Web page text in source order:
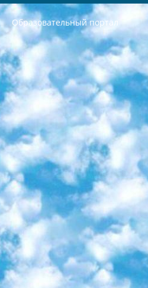
Образовательный портал
РЕСПУБЛИКА УЗБЕКИСТАН МИНИСТРЕРСТВО ДОШКОЛЬНОГО И ШКОЛЬНОГО ОБРАЗОВАНИЯ КОМАНДА в общеобразовательных учреждениях в 2023-2024 учебном году организация и проведение итоговой государственной аттестации обучающихся о Министра дошкольного и школьного образования Республики Узбекистан от 4 марта 2008 года (постановлением Минюста от 20 марта 2008 года № 1778 государственной регистрации) «Итоговое состояние учащихся общего среднего образования на основании положения об утверждении положения об аттестации общего среднего образования выпускной экзамен студентов в образовательных учреждениях в 2023-2024 учебном году В целях организации и прохождения аттестации приказываю: 1. Следующее: перечень предметов, по которым будет проводиться итоговая государственная аттестация и экзамен формы перевода согласно приложению 1; сертификаты международного образца, оценивающие уровень владения иностранными языками перечень согласно приложению 2; 2. Педагогический при специализированных образовательных учреждениях. научно-практический центр квалификации и международной оценки (Д.Давидова) 2024 г. До 25 марта: задания по предметам, по которым будет проводиться итоговая аттестация разработка и утверждение технических условий; итоговая аттестация на основании разработанного предметного задания разработка вопросов по предметам (устно и письменно), экзамен передача; общеобразовательные средние школы и специальные учебные заведения учащиеся выпускных классов школ и интернатов в агентской системе подготовка базы данных экзаменационных материалов и критериев оценки; перевод базы экзаменационных материалов на все языки обучения подать в Республиканский образовательный центр для изготовления; варианты экзаменов на основе разработанных контрольных материалов пусть будут поставлены задачи формирования. 3. Республиканский образовательный центр (Ш.Худайкулов) до 5 апреля 2024 года. до: база данных предоставленных экзаменационных материалов на все языки обучения перевод и экспертиза; для слепых, слабовидящих, глухих, слабослышащих и умственно отсталых детей учащиеся выпускных классов специализированных школ и школ-интернатов база данных экзаменационных материалов на всех преподаваемых языках подготовка критериев оценки; специализированные школы для умственно отсталых детей и технологии для учащихся выпускных классов школ-интернатов разработка соответствующих рекомендаций и критериев проведения ЕГЭ по естествознанию давать задания. 4. Педагогический при специализированных образовательных учреждениях. Научно-практический центр навыков и международной оценки (Д.Давидова), Республика образовательный центр (Худайкулов Ш.) итоговый государственный аттестационный экзамен ориентирован на творческое и логическое мышление при подготовке базы материалов учитывать введение заданий. 5. Следует отметить, что: сертификат государственного образца о знании общеобразовательного предмета и как минимум национальный уровень B1 по предметам на иностранных языках, указанным в Приложении 2. или международно признанный сертификат эквивалентного уровня студенты, изучающие определенный предмет, освобождаются от экзамена; по соответствующим предметам запланирована итоговая государственная аттестация за день до дня, путем жеребьевки Рабочей группой (в письменной форме по предметам, проводимым в форме) из числа сформированных вариантов выбрано 2 варианта; 2 выбранных варианта экзамена анонсированы на официальном сайте министерства и все выпускники по всей стране на основе этих вариантов проводит итоговую государственную аттестацию. 6. Государственное образование учащихся средних общеобразовательных учреждений. знания в соответствии с квалификационными требованиями, которые необходимо приобрести на основании стандартов итоговый (выпускной) контроль для 9 и 11 классов в целях тестирования Экзамены (далее – экзамены) состоят из предметов, перечисленных в приложении 1. будет сделано. 7. Экзамены пройдут с 26 мая по 15 июня 2024 г. (кроме науки физического воспитания). 8. Физическая для учащихся 9 классов общесредних образовательных учреждений. Экзамены по предмету «Образование, квалификация медицина» 1-6 мая 2024 года. сотрудники перевести под присмотр (с отклонениями в физическом или умственном развитии) специализированная школа для детей, школы-интернаты и со сколиозом школы-интернаты санаторного типа для больных детей исключены). 9. Он был слепым, слабовидящим и имел нарушения опорно-двигательного аппарата. экзамены в специализированных школах и интернатах для детей должны проводиться исходя из требований, предъявляемых к общеобразовательным учреждениям (физкультура кроме науки). 10. Специализированная школа для глухих и слабослышащих детей. и экзамены в интернатах и быть реализован в виде письменного теста по математике. 11. Специальность для умственно отсталых детей. Для 9 класса Родной язык и литературное письмо Государственный язык (язык обучения – узбекский). для неклассов) написано Математическое письмо Письменная/устная история Узбекистана Физическое воспитание практично Итоговый контроль Для 11 класса Написание родного языка и литературы (эссе) Математическое письмо Узбекский язык (обучение на узбекском языке) не посещающее общее среднее образование для учреждений)/Образовательное учреждение выбор письменный и устный Иностранный язык письменный/устный Письменная/устная история Узбекистана *По выбору студента:  Химия  Физика  Основы государственного права  География 10 бесплатных образовательных ресурсов - Мы составили подборку онлайн-проектов с интерактивными упражнениями, видеолекциями и статьями. Они помогут вам обрести новые и освежить старые знания бесплатно. 1. «ИНТУИТ» Старейшая образовательная площадка Рунета. Здесь вы найдёте сотни текстовых и видеокурсов на десятки различных тем — от программирования до психологии. Многие курсы подготовлены российскими университетами и крупными международными компаниями вроде Intel и Microsoft. Самостоятельное обучение бесплатное, но желающие могут оплатить услуги персональных наставников. 2. «Смартия» знакомит с актуальными профессиями и подсказывает, как им обучаться. Выбрав заинтересовавшую вас специальность — SMM-специалист, фотограф, веб-дизайнер или другую, — увидите список необходимых для неё умений. Чтобы вы могли освоить их самостоятельно, для каждого умения площадка отображает подборку ссылок на учебные материалы. Хотя «Смартия» ориентируется на русскоязычную аудиторию, часть контента всё же доступна только на английском. 3. «Лекторий Физтеха» Проект Московского физико-технического института (Физтеха). С его помощью вы можете смотреть онлайн серии лекций, записанные на видео в этом вузе. В числе доступных предметов — физика, биология, химия, информационные технологии и другие. К некоторым лекциям администрация